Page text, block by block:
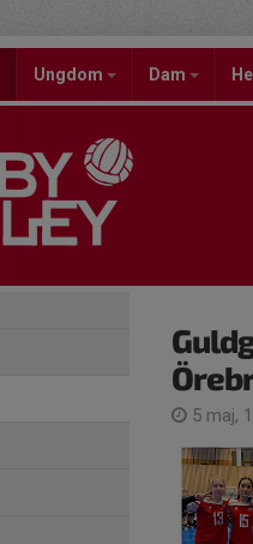
Ungdom Dam
5 maj,